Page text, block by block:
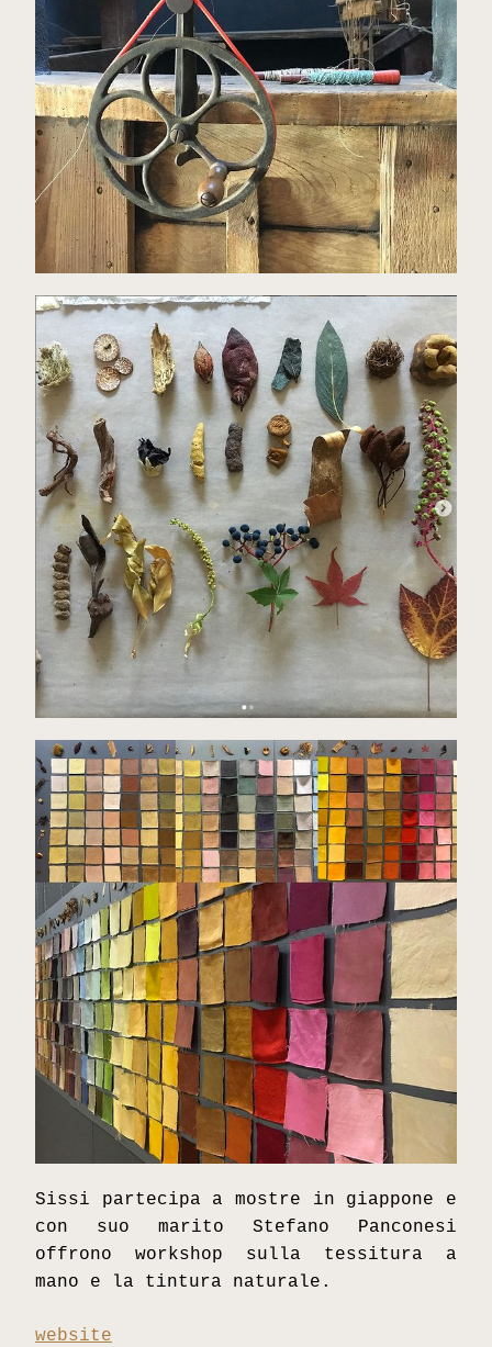
Sissi partecipa a mostre in giappone e
con suo marito Stefano Panconesi
offrono workshop sulla tessitura a
mano e la tintura naturale.
website